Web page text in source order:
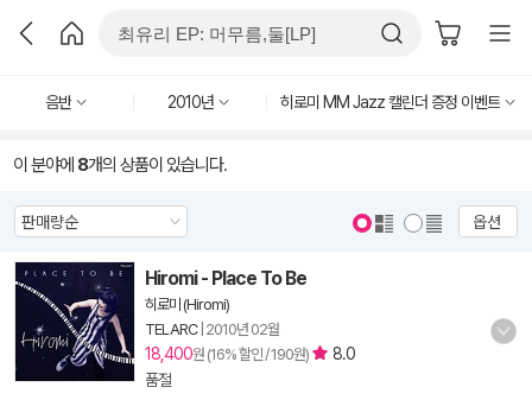
음반 2010년 히로미 MM Jazz 캘린더 증정 이벤트
이 분야에 8개의 상품이 있습니다.
옵션
Hiromi - Place To Be
히로미 (Hiromi)
TELARC| 2010년 02월
18,400원 (16% 할인 / 190원)
8.0
품절